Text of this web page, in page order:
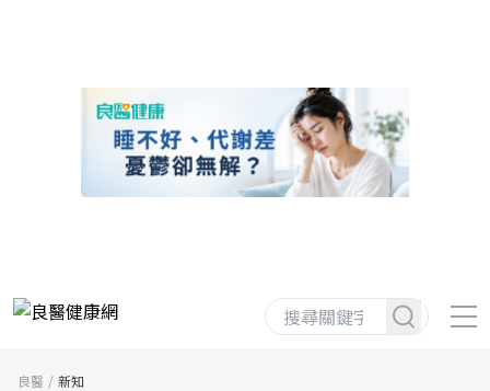
良醫 新知